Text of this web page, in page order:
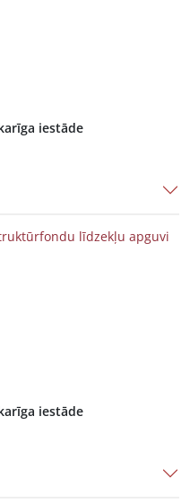
iestāde
līdzekļu apguvi
iestāde